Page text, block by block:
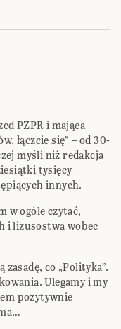
PZPR i mająca
łączcie się” – od 30-
myśli niż redakcja
tysięcy
innych.
w ogóle czytać,
i lizusostwa wobec
co „Polityka”.
Ulegamy i my
pozytywnie